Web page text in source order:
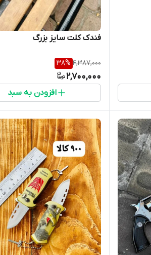
فندک کلت سایز بزرگ
4,387,000
38%
2,700,000
افزودن به سبد